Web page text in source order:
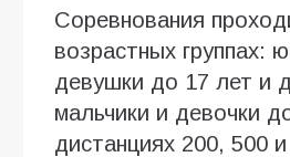
Соревнования
возрастных группах:
девушки до 17 лет и
мальчики и девочки
дистанциях 200, 500